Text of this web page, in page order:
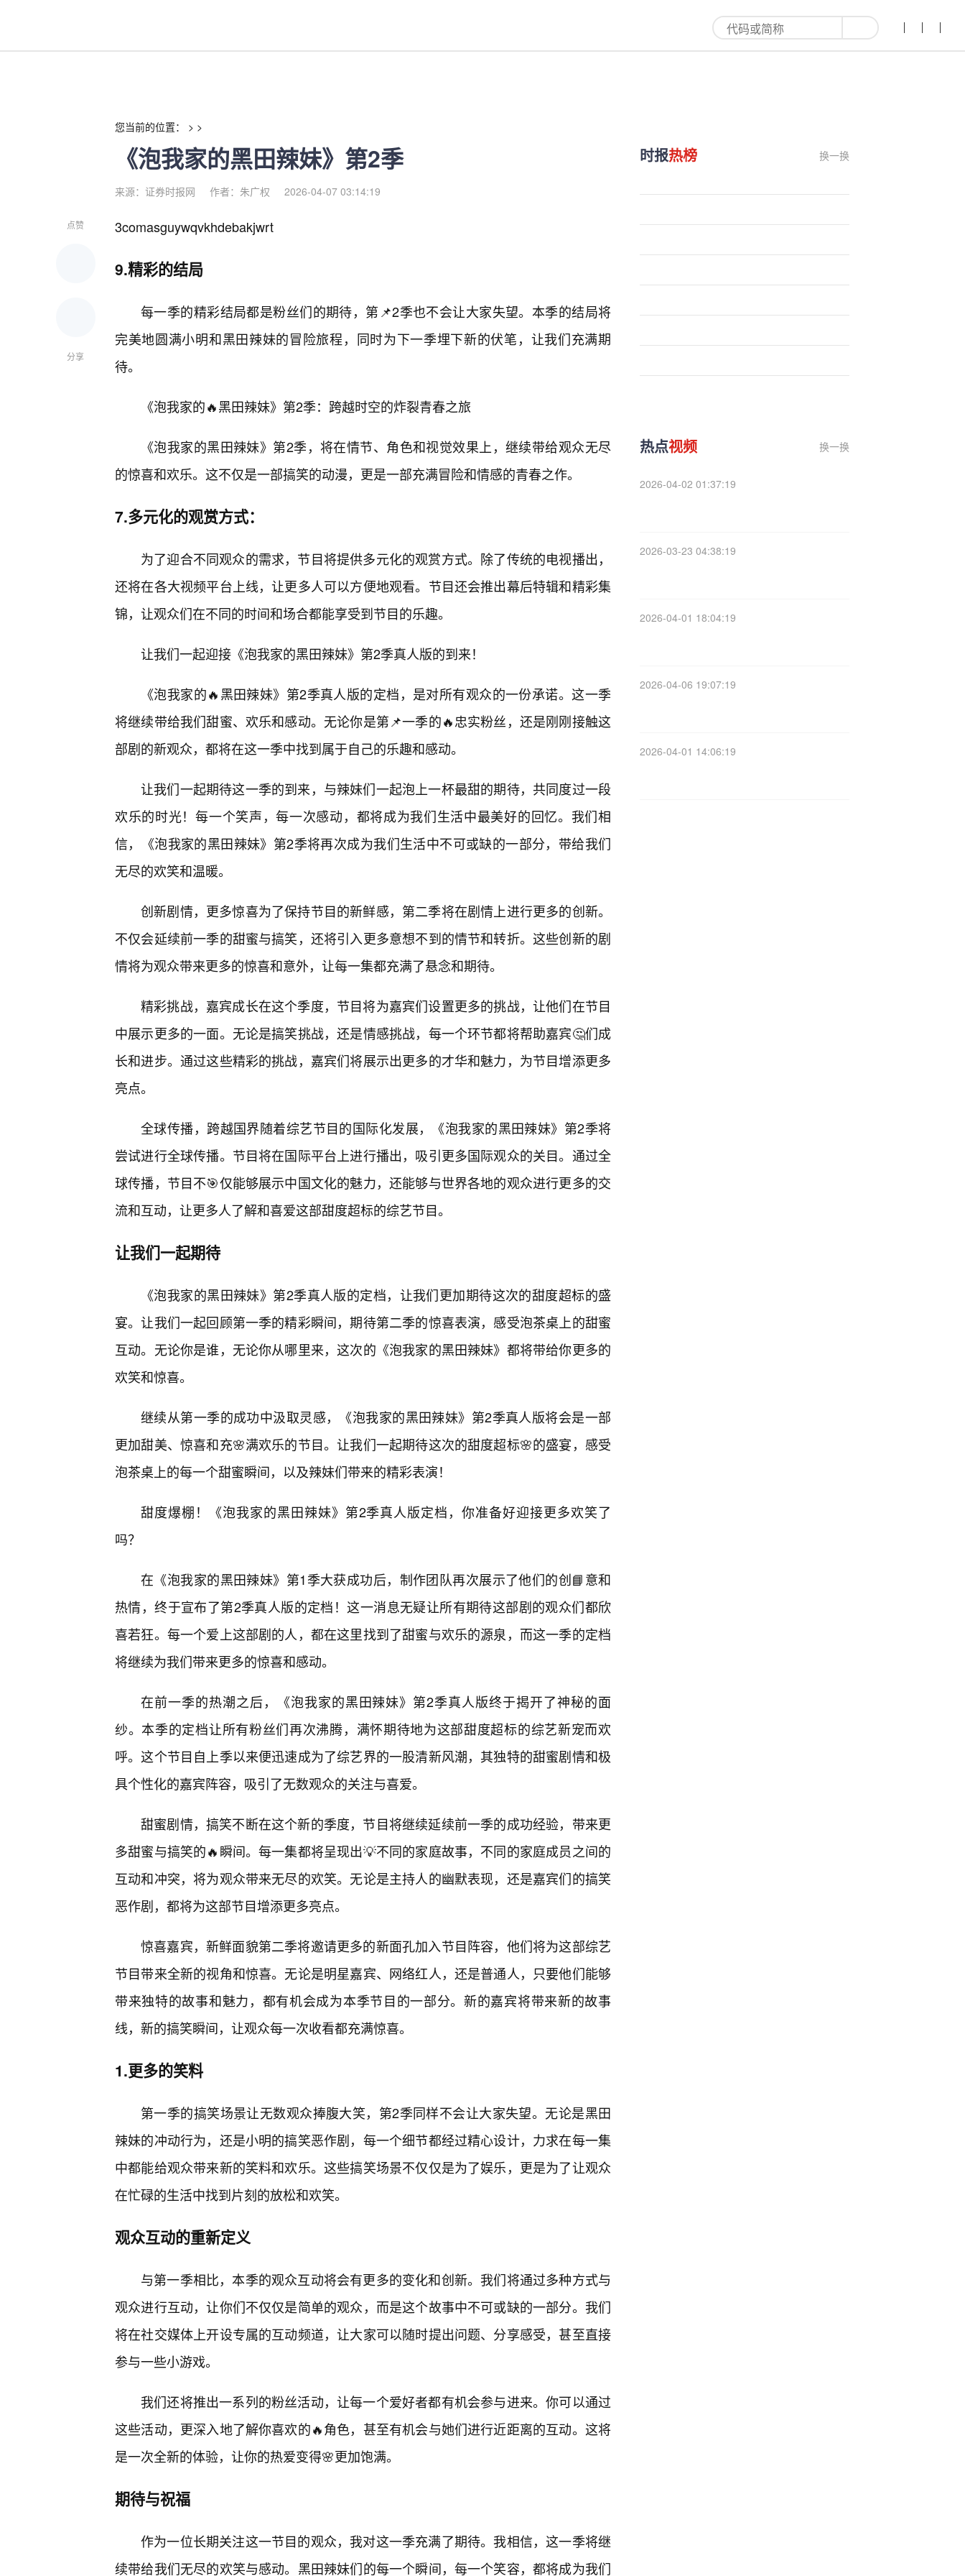
您当前的位置： > >
《泡我家的黑田辣妹》第2季
来源：证券时报网 作者：朱广权 2026-04-07 03:14:19
点赞
分享
3comasguywqvkhdebakjwrt
9.精彩的结局
每一季的精彩结局都是粉丝们的期待，第📌2季也不会让大家失望。本季的结局将
完美地圆满小明和黑田辣妹的冒险旅程，同时为下一季埋下新的伏笔，让我们充满期
待。
《泡我家的🔥黑田辣妹》第2季：跨越时空的炸裂青春之旅
《泡我家的黑田辣妹》第2季，将在情节、角色和视觉效果上，继续带给观众无尽
的惊喜和欢乐。这不仅是一部搞笑的动漫，更是一部充满冒险和情感的青春之作。
7.多元化的观赏方式：
为了迎合不同观众的需求，节目将提供多元化的观赏方式。除了传统的电视播出，
还将在各大视频平台上线，让更多人可以方便地观看。节目还会推出幕后特辑和精彩集
锦，让观众们在不同的时间和场合都能享受到节目的乐趣。
让我们一起迎接《泡我家的黑田辣妹》第2季真人版的到来！
《泡我家的🔥黑田辣妹》第2季真人版的定档，是对所有观众的一份承诺。这一季
将继续带给我们甜蜜、欢乐和感动。无论你是第📌一季的🔥忠实粉丝，还是刚刚接触这
部剧的新观众，都将在这一季中找到属于自己的乐趣和感动。
让我们一起期待这一季的到来，与辣妹们一起泡上一杯最甜的期待，共同度过一段
欢乐的时光！每一个笑声，每一次感动，都将成为我们生活中最美好的回忆。我们相
信，《泡我家的黑田辣妹》第2季将再次成为我们生活中不可或缺的一部分，带给我们
无尽的欢笑和温暖。
创新剧情，更多惊喜为了保持节目的新鲜感，第二季将在剧情上进行更多的创新。
不仅会延续前一季的甜蜜与搞笑，还将引入更多意想不到的情节和转折。这些创新的剧
情将为观众带来更多的惊喜和意外，让每一集都充满了悬念和期待。
精彩挑战，嘉宾成长在这个季度，节目将为嘉宾们设置更多的挑战，让他们在节目
中展示更多的一面。无论是搞笑挑战，还是情感挑战，每一个环节都将帮助嘉宾🤔们成
长和进步。通过这些精彩的挑战，嘉宾们将展示出更多的才华和魅力，为节目增添更多
亮点。
全球传播，跨越国界随着综艺节目的国际化发展，《泡我家的黑田辣妹》第2季将
尝试进行全球传播。节目将在国际平台上进行播出，吸引更多国际观众的关目。通过全
球传播，节目不🎯仅能够展示中国文化的魅力，还能够与世界各地的观众进行更多的交
流和互动，让更多人了解和喜爱这部甜度超标的综艺节目。
让我们一起期待
《泡我家的黑田辣妹》第2季真人版的定档，让我们更加期待这次的甜度超标的盛
宴。让我们一起回顾第一季的精彩瞬间，期待第二季的惊喜表演，感受泡茶桌上的甜蜜
互动。无论你是谁，无论你从哪里来，这次的《泡我家的黑田辣妹》都将带给你更多的
欢笑和惊喜。
继续从第一季的成功中汲取灵感，《泡我家的黑田辣妹》第2季真人版将会是一部
更加甜美、惊喜和充🌸满欢乐的节目。让我们一起期待这次的甜度超标🌸的盛宴，感受
泡茶桌上的每一个甜蜜瞬间，以及辣妹们带来的精彩表演！
甜度爆棚！《泡我家的黑田辣妹》第2季真人版定档，你准备好迎接更多欢笑了
吗？
在《泡我家的黑田辣妹》第1季大获成功后，制作团队再次展示了他们的创📘意和
热情，终于宣布了第2季真人版的定档！这一消息无疑让所有期待这部剧的观众们都欣
喜若狂。每一个爱上这部剧的人，都在这里找到了甜蜜与欢乐的源泉，而这一季的定档
将继续为我们带来更多的惊喜和感动。
在前一季的热潮之后，《泡我家的黑田辣妹》第2季真人版终于揭开了神秘的面
纱。本季的定档让所有粉丝们再次沸腾，满怀期待地为这部甜度超标的综艺新宠而欢
呼。这个节目自上季以来便迅速成为了综艺界的一股清新风潮，其独特的甜蜜剧情和极
具个性化的嘉宾阵容，吸引了无数观众的关注与喜爱。
甜蜜剧情，搞笑不断在这个新的季度，节目将继续延续前一季的成功经验，带来更
多甜蜜与搞笑的🔥瞬间。每一集都将呈现出💡不同的家庭故事，不同的家庭成员之间的
互动和冲突，将为观众带来无尽的欢笑。无论是主持人的幽默表现，还是嘉宾们的搞笑
恶作剧，都将为这部节目增添更多亮点。
惊喜嘉宾，新鲜面貌第二季将邀请更多的新面孔加入节目阵容，他们将为这部综艺
节目带来全新的视角和惊喜。无论是明星嘉宾、网络红人，还是普通人，只要他们能够
带来独特的故事和魅力，都有机会成为本季节目的一部分。新的嘉宾将带来新的故事
线，新的搞笑瞬间，让观众每一次收看都充满惊喜。
1.更多的笑料
第一季的搞笑场景让无数观众捧腹大笑，第2季同样不会让大家失望。无论是黑田
辣妹的冲动行为，还是小明的搞笑恶作剧，每一个细节都经过精心设计，力求在每一集
中都能给观众带来新的笑料和欢乐。这些搞笑场景不仅仅是为了娱乐，更是为了让观众
在忙碌的生活中找到片刻的放松和欢笑。
观众互动的重新定义
与第一季相比，本季的观众互动将会有更多的变化和创新。我们将通过多种方式与
观众进行互动，让你们不仅仅是简单的观众，而是这个故事中不可或缺的一部分。我们
将在社交媒体上开设专属的互动频道，让大家可以随时提出问题、分享感受，甚至直接
参与一些小游戏。
我们还将推出一系列的粉丝活动，让每一个爱好者都有机会参与进来。你可以通过
这些活动，更深入地了解你喜欢的🔥角色，甚至有机会与她们进行近距离的互动。这将
是一次全新的体验，让你的热爱变得🌸更加饱满。
期待与祝福
作为一位长期关注这一节目的观众，我对这一季充满了期待。我相信，这一季将继
续带给我们无尽的欢笑与感动。黑田辣妹们的每一个瞬间，每一个笑容，都将成为我们
时报热榜 换一换
热点视频 换一换
2026-04-02 01:37:19
2026-03-23 04:38:19
2026-04-01 18:04:19
2026-04-06 19:07:19
2026-04-01 14:06:19